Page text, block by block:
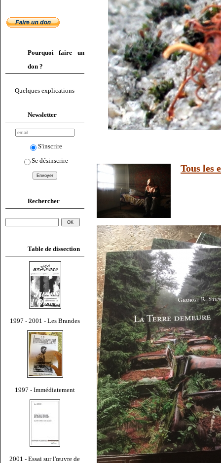
Pourquoi faire un
don ?
Quelques explications
Newsletter
S'inscrire
Se désinscrire
Rechercher
Table de dissection
1997 - 2001 - Les Brandes
1997 - Immédiatement
2001 - Essai sur l'œuvre de
Tous les